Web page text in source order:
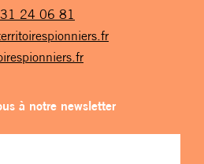
24 06 81
à notre newsletter